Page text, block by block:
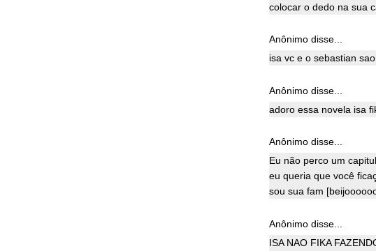
colocar o dedo na sua
Anônimo disse...
isa vc e o sebastian
Anônimo disse...
adoro essa novela isa
Anônimo disse...
Eu não perco um
eu queria que você
sou sua fam
Anônimo disse...
ISA NAO FIKA